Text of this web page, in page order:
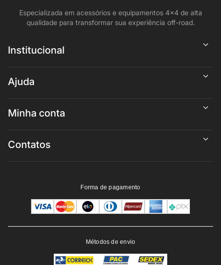
Especializada em acessórios e equipamentos 4x4 de alta
qualidade para transformar sua experiência off-road.
Institucional
Ajuda
Minha conta
Contatos
Forma de pagamento
Métodos de envio